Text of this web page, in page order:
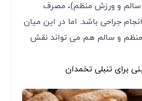
سالم و ورزش منظم)، مصرف
جراحی باشد. اما در این میان
منظم و سالم هم می تواند نقش
برای تنبلی تخمدان